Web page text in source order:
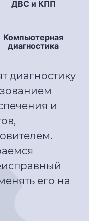
ДВС и КПП
Компьютерная
диагностика
диагностику
и
его на